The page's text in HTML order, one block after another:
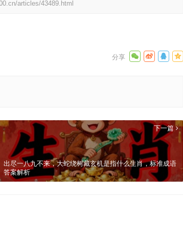
articles/43489.html
下一篇
出尽一八九不来，大蛇绕树藏玄机是指什么生肖，标准成语
答案解析